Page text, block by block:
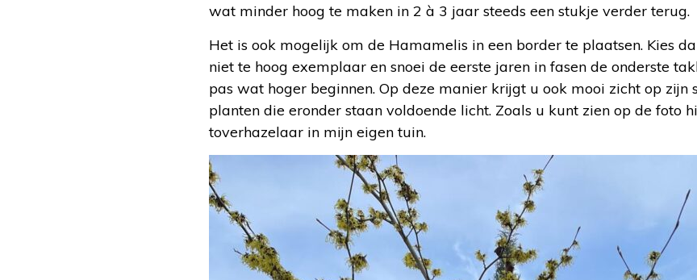
wat minder hoog te maken in 2 à 3 jaar steeds een stukje verder terug.
Het is ook mogelijk om de Hamamelis in een border te plaatsen. Kies
niet te hoog exemplaar en snoei de eerste jaren in fasen de onderste
pas wat hoger beginnen. Op deze manier krijgt u ook mooi zicht op zijn
planten die eronder staan voldoende licht. Zoals u kunt zien op de foto
toverhazelaar in mijn eigen tuin.